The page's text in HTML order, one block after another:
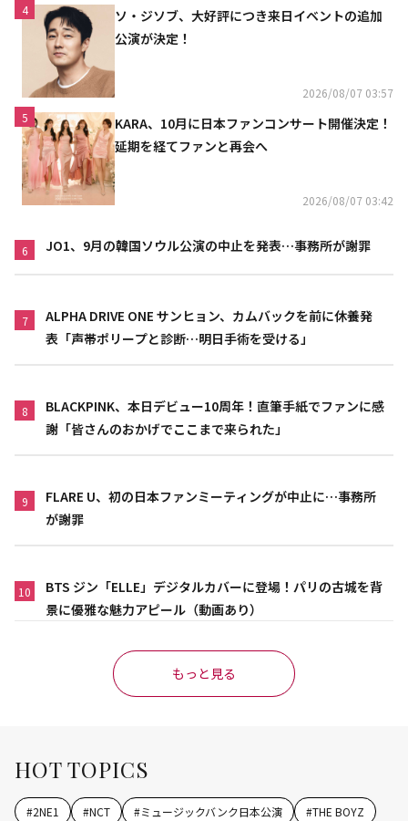
4
ソ・ジソブ、大好評につき来日イベントの追加
公演が決定！
2026/08/07 03:57
5
KARA、10月に日本ファンコンサート開催決定！
延期を経てファンと再会へ
2026/08/07 03:42
6 JO1、9月の韓国ソウル公演の中止を発表…事務所が謝罪
7
ALPHA DRIVE ONE サンヒョン、カムバックを前に休養発
表「声帯ポリープと診断…明日手術を受ける」
8
BLACKPINK、本日デビュー10周年！直筆手紙でファンに感
謝「皆さんのおかげでここまで来られた」
9
FLARE U、初の日本ファンミーティングが中止に…事務所
が謝罪
10
BTS ジン「ELLE」デジタルカバーに登場！パリの古城を背
景に優雅な魅力アピール（動画あり）
もっと見る
HOT TOPICS
#2NE1 #NCT #ミュージックバンク日本公演 #THE BOYZ